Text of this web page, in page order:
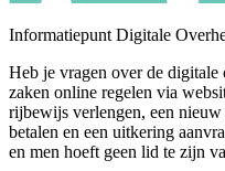
Informatiepunt Digitale
Heb je vragen over de digitale
zaken online regelen via
rijbewijs verlengen, een nieuw
betalen en een uitkering
en men hoeft geen lid te zijn